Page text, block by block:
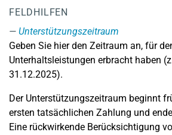
FELDHILFEN
Unterstützungszeitraum
Geben Sie hier den Zeitraum an, für
Unterhaltsleistungen erbracht haben
31.12.2025).
Der Unterstützungszeitraum beginnt
ersten tatsächlichen Zahlung und
Eine rückwirkende Berücksichtigung